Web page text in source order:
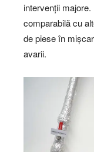
intervenții
comparabilă cu
de piese în
avarii.